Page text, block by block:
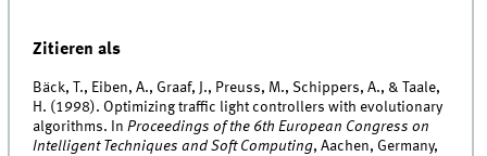
Zitieren als
Bäck, T., Eiben, A., Graaf, J., Preuss, M., Schippers, A., & Taale,
H. (1998). Optimizing traffic light controllers with evolutionary
algorithms. InProceedings of the 6th European Congress on
Intelligent Techniques and Soft Computing, Aachen, Germany,